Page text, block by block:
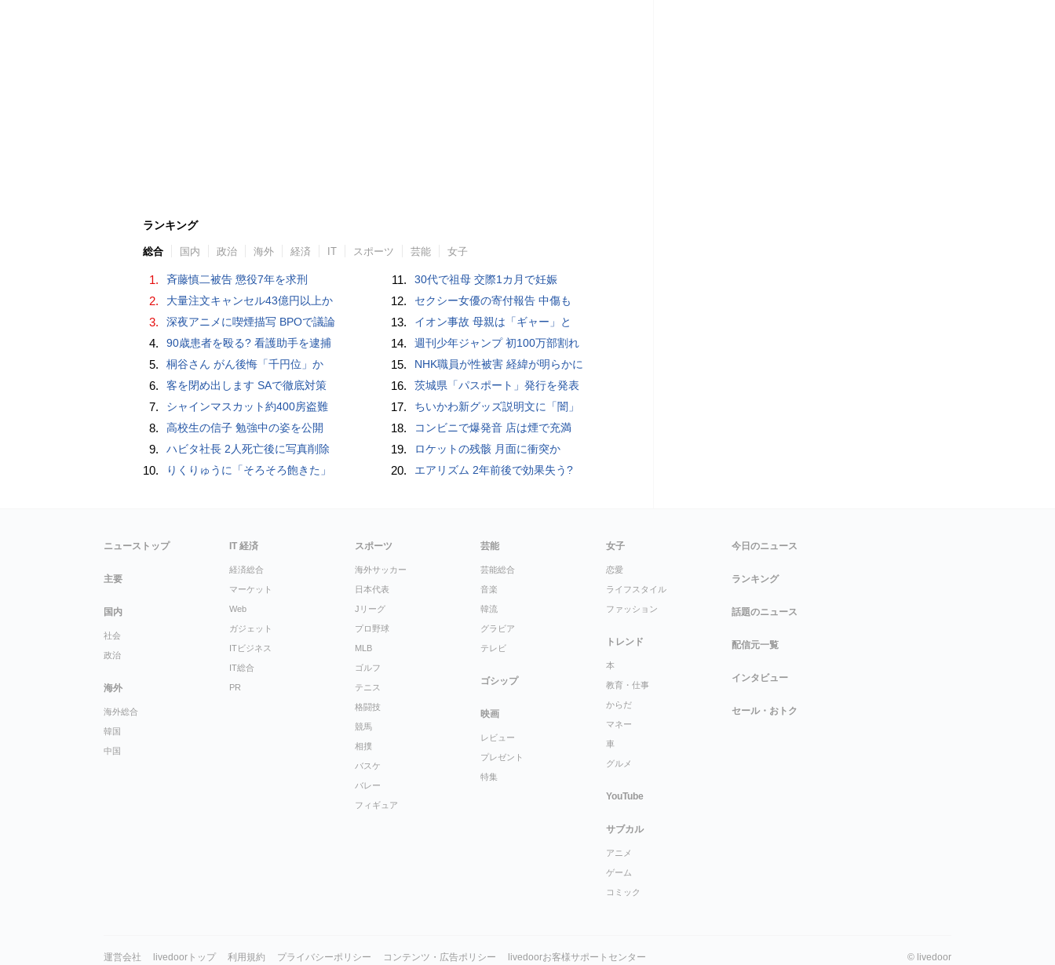
ランキング
総合 国内 政治 海外 経済 IT スポーツ 芸能 女子
1. 斉藤慎二被告 懲役7年を求刑
2. 大量注文キャンセル43億円以上か
3. 深夜アニメに喫煙描写 BPOで議論
4. 90歳患者を殴る? 看護助手を逮捕
5. 桐谷さん がん後悔「千円位」か
6. 客を閉め出します SAで徹底対策
7. シャインマスカット約400房盗難
8. 高校生の信子 勉強中の姿を公開
9. ハビタ社長 2人死亡後に写真削除
10. りくりゅうに「そろそろ飽きた」
11. 30代で祖母 交際1カ月で妊娠
12. セクシー女優の寄付報告 中傷も
13. イオン事故 母親は「ギャー」と
14. 週刊少年ジャンプ 初100万部割れ
15. NHK職員が性被害 経緯が明らかに
16. 茨城県「パスポート」発行を発表
17. ちいかわ新グッズ説明文に「闇」
18. コンビニで爆発音 店は煙で充満
19. ロケットの残骸 月面に衝突か
20. エアリズム 2年前後で効果失う?
ニューストップ
主要
国内
社会
政治
海外
海外総合
韓国
中国
IT 経済
経済総合
マーケット
Web
ガジェット
ITビジネス
IT総合
PR
スポーツ
海外サッカー
日本代表
Jリーグ
プロ野球
MLB
ゴルフ
テニス
格闘技
競馬
相撲
バスケ
バレー
フィギュア
芸能
芸能総合
音楽
韓流
グラビア
テレビ
ゴシップ
映画
レビュー
プレゼント
特集
女子
恋愛
ライフスタイル
ファッション
トレンド
本
教育・仕事
からだ
マネー
車
グルメ
YouTube
サブカル
アニメ
ゲーム
コミック
今日のニュース
ランキング
話題のニュース
配信元一覧
インタビュー
セール・おトク
運営会社 livedoorトップ 利用規約 プライバシーポリシー コンテンツ・広告ポリシー livedoorお客様サポートセンター © livedoor